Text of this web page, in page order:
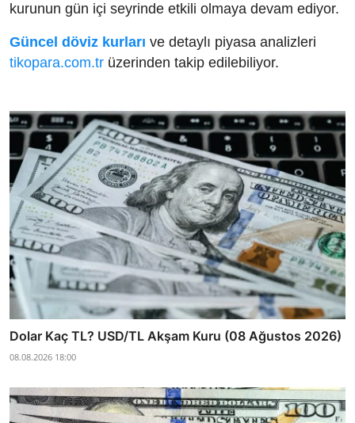
kurunun gün içi seyrinde etkili olmaya devam ediyor.
Güncel döviz kurları ve detaylı piyasa analizleri
tikopara.com.tr üzerinden takip edilebiliyor.
Dolar Kaç TL? USD/TL Akşam Kuru (08 Ağustos 2026)
08.08.2026 18:00